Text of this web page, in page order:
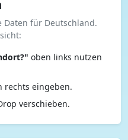
Daten für Deutschland.
oben links nutzen
rechts eingeben.
verschieben.